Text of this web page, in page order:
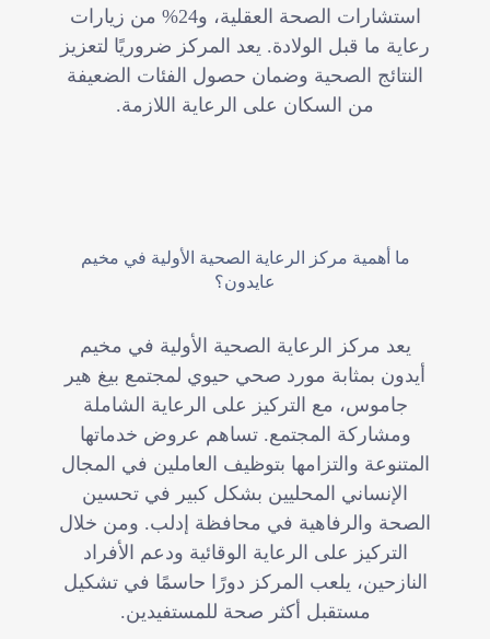
استشارات الصحة العقلية، و24% من زيارات
رعاية ما قبل الولادة. يعد المركز ضروريًا لتعزيز
النتائج الصحية وضمان حصول الفئات الضعيفة
من السكان على الرعاية اللازمة.
ما أهمية مركز الرعاية الصحية الأولية في مخيم
عايدون؟
يعد مركز الرعاية الصحية الأولية في مخيم
أيدون بمثابة مورد صحي حيوي لمجتمع بيغ هير
جاموس، مع التركيز على الرعاية الشاملة
ومشاركة المجتمع. تساهم عروض خدماتها
المتنوعة والتزامها بتوظيف العاملين في المجال
الإنساني المحليين بشكل كبير في تحسين
الصحة والرفاهية في محافظة إدلب. ومن خلال
التركيز على الرعاية الوقائية ودعم الأفراد
النازحين، يلعب المركز دورًا حاسمًا في تشكيل
مستقبل أكثر صحة للمستفيدين.